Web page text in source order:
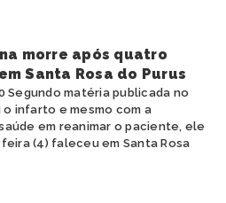
morre após quatro
Santa Rosa do Purus
Segundo matéria publicada no
infarto e mesmo com a
em reanimar o paciente, ele
(4) faleceu em Santa Rosa